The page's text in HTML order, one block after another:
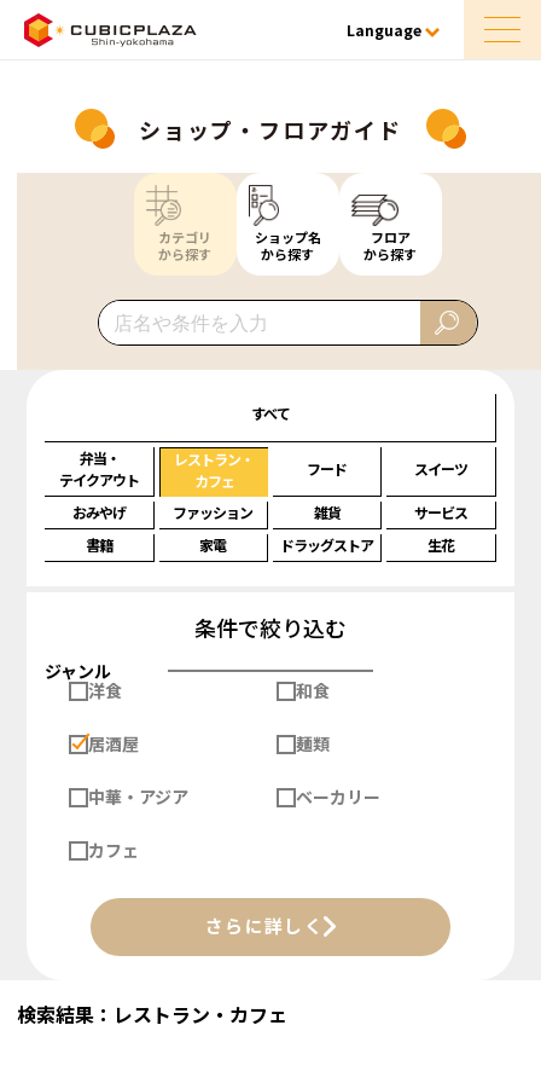
Language
ショップ・フロアガイド
カテゴリ
から探す
ショップ名
から探す
フロア
から探す
すべて
弁当・
テイクアウト
レストラン・
カフェ
フード スイーツ
おみやげ ファッション 雑貨
サービス
書籍
家電 ドラッグストア 生花
条件で絞り込む
ジャンル
洋食
和食
居酒屋 麺類
中華・アジア ベーカリー
カフェ
さらに詳しく
検索結果：レストラン・カフェ